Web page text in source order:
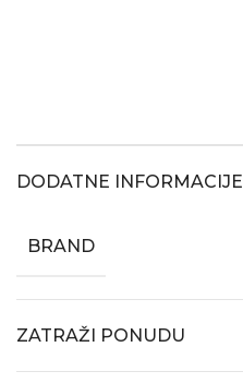
DODATNE INFORMACIJE
BRAND
ZATRAŽI PONUDU